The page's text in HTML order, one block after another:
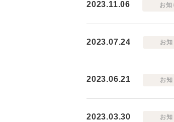
2023.11.06 お知
2023.07.24 お
2023.06.21 お
2023.03.30 お